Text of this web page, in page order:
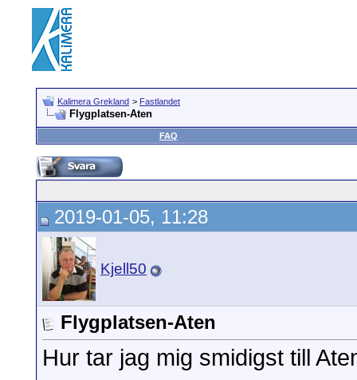
Kalimera Grekland > Fastlandet
Flygplatsen-Aten
FAQ
2019-01-05, 11:28
Kjell50
Flygplatsen-Aten
Hur tar jag mig smidigst till